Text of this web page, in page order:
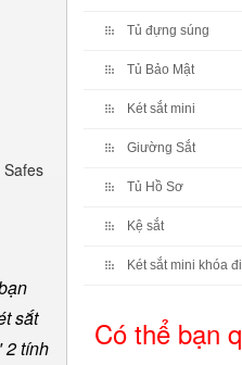
sắt
2 tính
Tủ đựng súng
Tủ Bảo Mật
Két sắt mini
Giường Sắt
Tủ Hồ Sơ
Kệ sắt
Két sắt mini khóa
Có thể bạn